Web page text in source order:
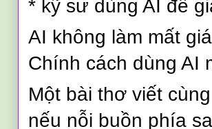
* kỹ sư dùng AI để
AI không làm mất
Chính cách dùng AI
Một bài thơ viết
nếu nỗi buồn phía